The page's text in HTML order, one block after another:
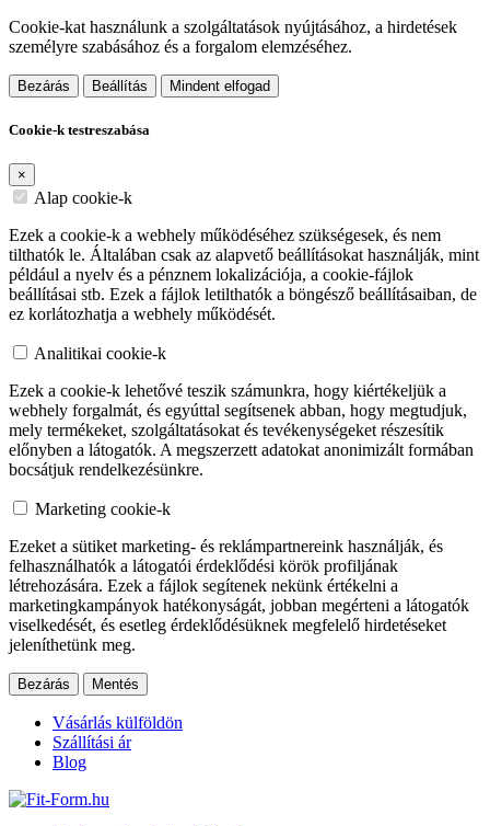
Cookie-kat használunk a szolgáltatások nyújtásához, a hirdetések
személyre szabásához és a forgalom elemzéséhez.
Bezárás Beállítás Mindent elfogad
Cookie-k testreszabása
×
Alap cookie-k
Ezek a cookie-k a webhely működéséhez szükségesek, és nem
tilthatók le. Általában csak az alapvető beállításokat használják, mint
például a nyelv és a pénznem lokalizációja, a cookie-fájlok
beállításai stb. Ezek a fájlok letilthatók a böngésző beállításaiban, de
ez korlátozhatja a webhely működését.
Analitikai cookie-k
Ezek a cookie-k lehetővé teszik számunkra, hogy kiértékeljük a
webhely forgalmát, és egyúttal segítsenek abban, hogy megtudjuk,
mely termékeket, szolgáltatásokat és tevékenységeket részesítik
előnyben a látogatók. A megszerzett adatokat anonimizált formában
bocsátjuk rendelkezésünkre.
Marketing cookie-k
Ezeket a sütiket marketing- és reklámpartnereink használják, és
felhasználhatók a látogatói érdeklődési körök profiljának
létrehozására. Ezek a fájlok segítenek nekünk értékelni a
marketingkampányok hatékonyságát, jobban megérteni a látogatók
viselkedését, és esetleg érdeklődésüknek megfelelő hirdetéseket
jeleníthetünk meg.
Bezárás Mentés
Vásárlás külföldön
Szállítási ár
Blog